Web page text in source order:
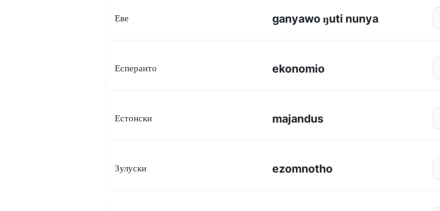
Еве ganyawo ŋuti nunya
Есперанто ekonomio
Естонски majandus
Зулуски ezomnotho